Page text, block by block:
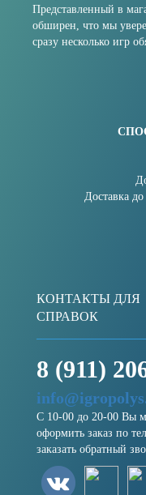
Представленный в
обширен, что мы
сразу несколько игр
Доставка
КОНТАКТЫ ДЛЯ
СПРАВОК
8 (911)
С 10-00 до 20-00 Вы
оформить заказ по
заказать обратный